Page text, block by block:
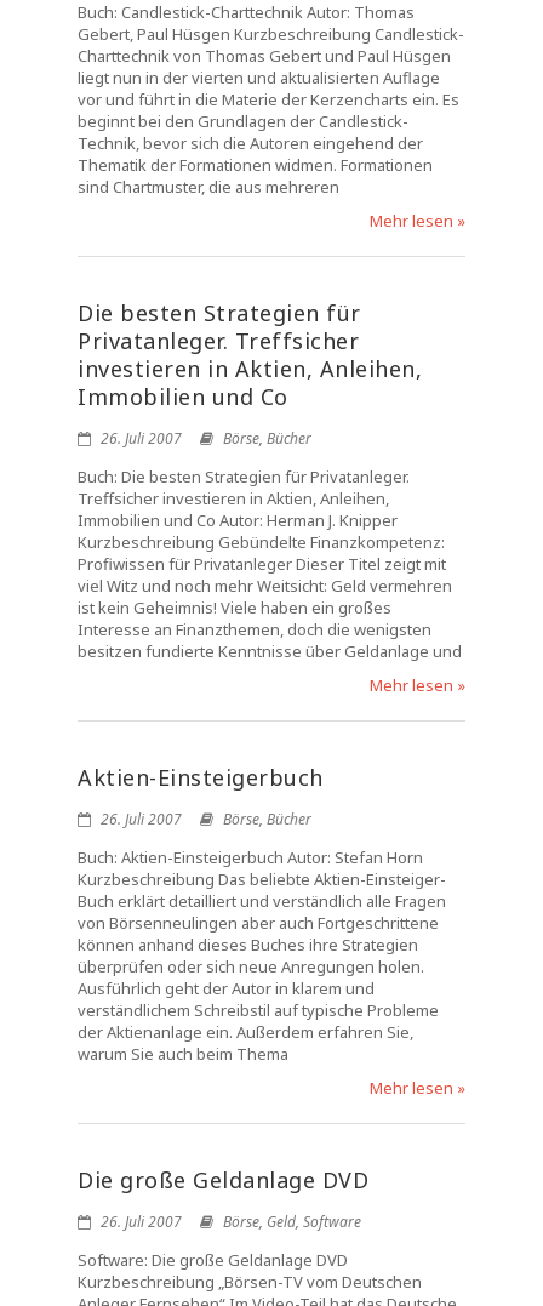
Buch: Candlestick-Charttechnik Autor: Thomas
Gebert, Paul Hüsgen Kurzbeschreibung Candlestick-
Charttechnik von Thomas Gebert und Paul Hüsgen
liegt nun in der vierten und aktualisierten Auflage
vor und führt in die Materie der Kerzencharts ein. Es
beginnt bei den Grundlagen der Candlestick-
Technik, bevor sich die Autoren eingehend der
Thematik der Formationen widmen. Formationen
sind Chartmuster, die aus mehreren
Mehr lesen »
Die besten Strategien für
Privatanleger. Treffsicher
investieren in Aktien, Anleihen,
Immobilien und Co
26. Juli 2007 Börse, Bücher
Buch: Die besten Strategien für Privatanleger.
Treffsicher investieren in Aktien, Anleihen,
Immobilien und Co Autor: Herman J. Knipper
Kurzbeschreibung Gebündelte Finanzkompetenz:
Profiwissen für Privatanleger Dieser Titel zeigt mit
viel Witz und noch mehr Weitsicht: Geld vermehren
ist kein Geheimnis! Viele haben ein großes
Interesse an Finanzthemen, doch die wenigsten
besitzen fundierte Kenntnisse über Geldanlage und
Mehr lesen »
Aktien-Einsteigerbuch
26. Juli 2007 Börse, Bücher
Buch: Aktien-Einsteigerbuch Autor: Stefan Horn
Kurzbeschreibung Das beliebte Aktien-Einsteiger-
Buch erklärt detailliert und verständlich alle Fragen
von Börsenneulingen aber auch Fortgeschrittene
können anhand dieses Buches ihre Strategien
überprüfen oder sich neue Anregungen holen.
Ausführlich geht der Autor in klarem und
verständlichem Schreibstil auf typische Probleme
der Aktienanlage ein. Außerdem erfahren Sie,
warum Sie auch beim Thema
Mehr lesen »
Die große Geldanlage DVD
26. Juli 2007 Börse, Geld, Software
Software: Die große Geldanlage DVD
Kurzbeschreibung „Börsen-TV vom Deutschen